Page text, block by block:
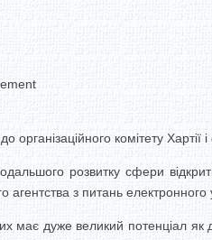
комітету Хартії
розвитку сфери
агентства з питань
має дуже великий потенціал як